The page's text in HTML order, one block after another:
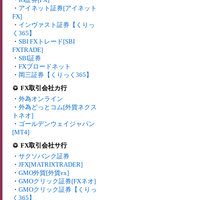
・ アイネット証券[アイネット
FX]
・ インヴァスト証券【くりっ
く365】
・ SBI FXトレード[SBI
FXTRADE]
・ SBI証券
・ FXブロードネット
・ 岡三証券【くりっく365】
FX取引会社カ行
・ 外為オンライン
・ 外為どっとコム[外貨ネクス
トネオ]
・ ゴールデンウェイジャパン
[MT4]
FX取引会社サ行
・ サクソバンク証券
・ JFX[MATRIXTRADER]
・ GMO外貨[外貨ex]
・ GMOクリック証券[FXネオ]
・ GMOクリック証券【くりっ
く365】